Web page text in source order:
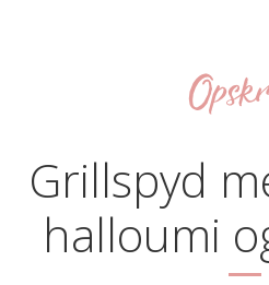
Grillspyd
halloumi